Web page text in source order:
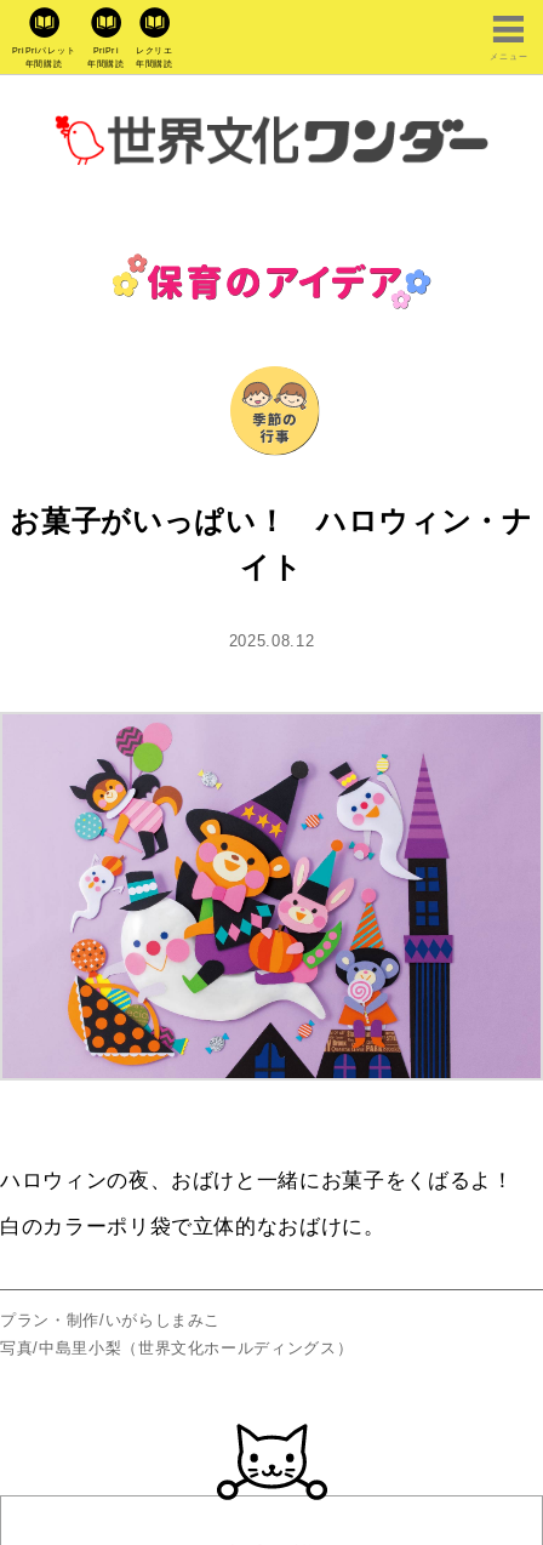
PriPriパレット
年間購読
PriPri
年間購読
レクリエ
年間購読
メニュー
お菓子がいっぱい！ ハロウィン・ナ
イト
2025.08.12
ハロウィンの夜、おばけと一緒にお菓子をくばるよ！
白のカラーポリ袋で立体的なおばけに。
プラン・制作/いがらしまみこ
写真/中島里小梨（世界文化ホールディングス）